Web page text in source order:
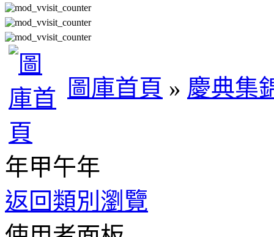
圖庫首頁 » 慶典集
年甲午年
返回類別瀏覽